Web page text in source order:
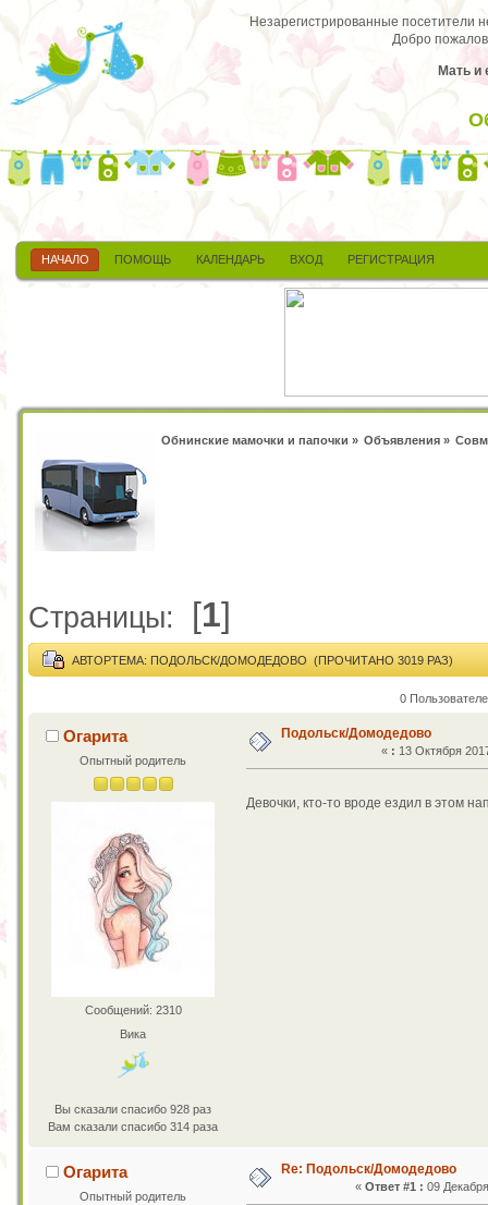
Незарегистрированные посетители
Добро
Мать и
НАЧАЛО ПОМОЩЬ КАЛЕНДАРЬ ВХОД РЕГИСТРАЦИЯ
Обнинские мамочки и папочки » Объявления»
Страницы: [1]
АВТОРТЕМА: ПОДОЛЬСК/ДОМОДЕДОВО (ПРОЧИТАНО 3019 РАЗ)
0
Огарита
Опытный родитель
Сообщений: 2310
Вика
Вы сказали спасибо 928 раз
Вам сказали спасибо 314 раза
Подольск/Домодедово
« : 13 Октября
Девочки, кто-то вроде ездил в этом
Огарита
Опытный родитель
Re: Подольск/Домодедово
« Ответ #1 : 09